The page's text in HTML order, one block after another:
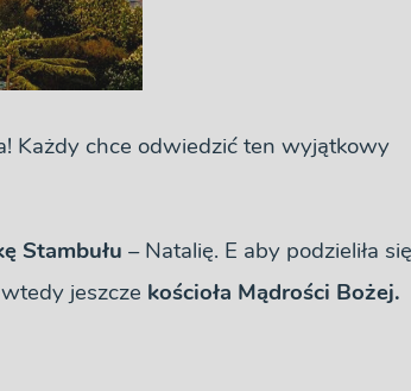
Każdy chce odwiedzić ten wyjątkowy
Stambułu – Natalię. E aby podzieliła
jeszcze kościoła Mądrości Bożej.